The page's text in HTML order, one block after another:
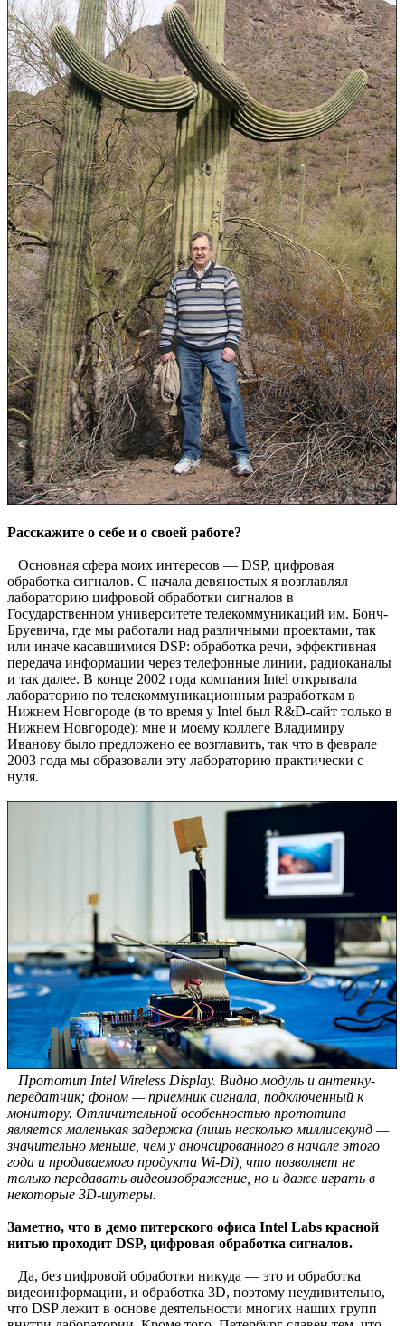
Расскажите о себе и о своей работе?
Основная сфера моих интересов — DSP, цифровая
обработка сигналов. С начала девяностых я возглавлял
лабораторию цифровой обработки сигналов в
Государственном университете телекоммуникаций им. Бонч-
Бруевича, где мы работали над различными проектами, так
или иначе касавшимися DSP: обработка речи, эффективная
передача информации через телефонные линии, радиоканалы
и так далее. В конце 2002 года компания Intel открывала
лабораторию по телекоммуникационным разработкам в
Нижнем Новгороде (в то время у Intel был R&D-сайт только в
Нижнем Новгороде); мне и моему коллеге Владимиру
Иванову было предложено ее возглавить, так что в феврале
2003 года мы образовали эту лабораторию практически с
нуля.
Прототип Intel Wireless Display. Видно модуль и антенну-
передатчик; фоном — приемник сигнала, подключенный к
монитору. Отличительной особенностью прототипа
является маленькая задержка (лишь несколько миллисекунд —
значительно меньше, чем у анонсированного в начале этого
года и продаваемого продукта Wi-Di), что позволяет не
только передавать видеоизображение, но и даже играть в
некоторые 3D-шутеры.
Заметно, что в демо питерского офиса Intel Labs красной
нитью проходит DSP, цифровая обработка сигналов.
Да, без цифровой обработки никуда — это и обработка
видеоинформации, и обработка 3D, поэтому неудивительно,
что DSP лежит в основе деятельности многих наших групп